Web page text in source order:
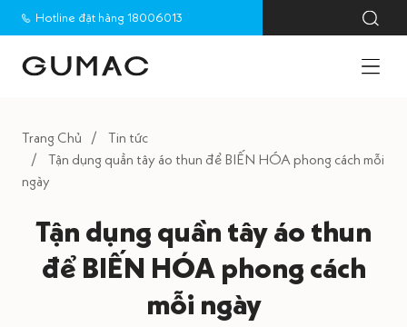
Hotline đặt hàng 18006013
Trang Chủ
Tin tức
Tận dụng quần tây áo thun để BIẾN HÓA phong cách mỗi
ngày
Tận dụng quần tây áo thun
để BIẾN HÓA phong cách
mỗi ngày